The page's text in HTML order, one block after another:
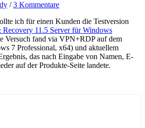
/3 Kommentare
ich für einen Kunden die Testversion
11.5 Server für Windows
Versuch fand via VPN+RDP auf dem
7 Professional, x64) und aktuellem
das nach Eingabe von Namen, E-
auf der Produkte-Seite landete.